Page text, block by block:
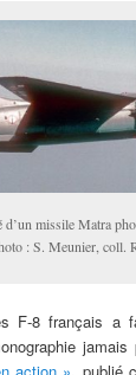
missile Matra
: S. Meunier, coll.
F-8 français a